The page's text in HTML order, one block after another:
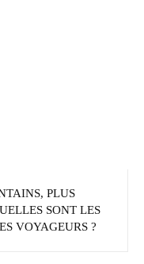
PLUS
SONT LES
VOYAGEURS ?